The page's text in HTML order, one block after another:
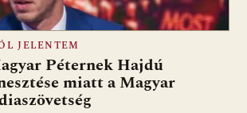
JELENTEM
Péternek Hajdú
miatt a Magyar